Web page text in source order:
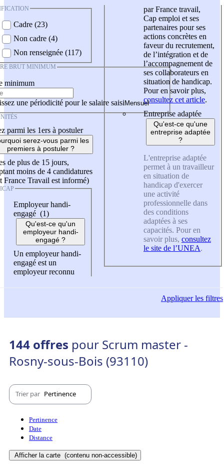
Cadre (23)
Non cadre (4)
Non renseignée (117)
BRUT MINIMUM
minimum
une périodicité pour le salaire saisi
parmi les 1ers à postuler
serez-vous parmi les
premiers à postuler ?
de plus de 15 jours,
moins de 4 candidatures
France Travail est informé)
Employeur handi-
engagé (1)
Qu'est-ce qu'un
employeur handi-
engagé ?
Un employeur handi-
engagé est un
employeur reconnu
par France travail,
Cap emploi et ses
partenaires pour ses
actions concrètes en
faveur du recrutement,
de l’intégration et de
l’accompagnement de
ses collaborateurs en
situation de handicap.
Pour en savoir plus,
consultez cet article.
Entreprise adaptée
Qu'est-ce qu'une
entreprise adaptée
?
L'entreprise adaptée
permet à un travailleur
en situation de
handicap d'exercer
une activité
professionnelle dans
des conditions
adaptées à ses
capacités. Pour en
savoir plus, consultez
le site de l’UNEA.
Appliquerles filtres
144 offres pour Scrum master -
Rosny-sous-Bois (93110)
Trier par Pertinence
Pertinence
Date
Distance
Afficher la carte (contenu non-accessible)